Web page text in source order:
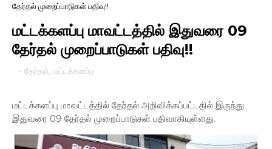
தேர்தல் முறைப்பாடுகள் பதிவு!!
மட்டக்களப்பு மாவட்டத்தில் இதுவரை 09
தேர்தல் முறைப்பாடுகள் பதிவு!!
- தேர்தல் மட்டக்களப்பு
மட்டக்களப்பு மாவட்டத்தில் தேர்தல் அறிவிக்கப்பட்டதில் இருந்து
இதுவரை 09 தேர்தல் முறைப்பாடுகள் பதிவாகியுள்ளது.